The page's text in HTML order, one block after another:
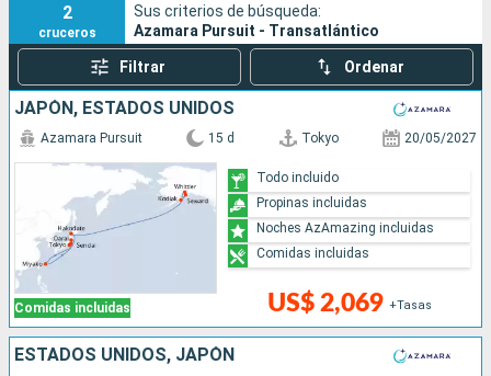
Buscar
2
cruceros
Sus criterios de búsqueda:
Azamara Pursuit - Transatlántico
Filtrar Ordenar
JAPÓN, ESTADOS UNIDOS
Comidas incluidas
Azamara Pursuit 15 d Tokyo 20/05/2027
US$ 2,069 +Tasas
Todo incluido
Propinas incluidas
Noches AzAmazing incluidas
Comidas incluidas
ESTADOS UNIDOS, JAPÓN